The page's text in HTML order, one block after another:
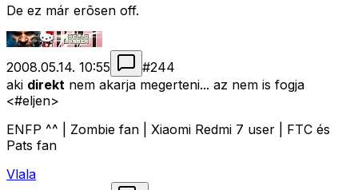
De ez már erõsen off.
2008.05.14. 10:55 #244
aki direkt nem akarja megerteni... az nem is fogja
<#eljen>
ENFP ^^ | Zombie fan | Xiaomi Redmi 7 user | FTC és
Pats fan
Vlala